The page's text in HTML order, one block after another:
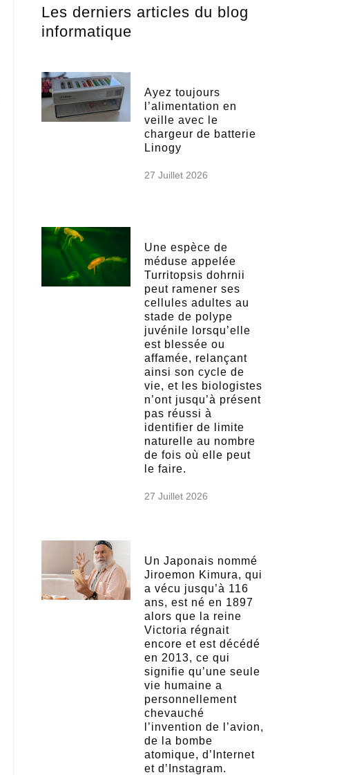
Les derniers articles du blog
informatique
Ayez toujours
l’alimentation en
veille avec le
chargeur de batterie
Linogy
27 Juillet 2026
Une espèce de
méduse appelée
Turritopsis dohrnii
peut ramener ses
cellules adultes au
stade de polype
juvénile lorsqu’elle
est blessée ou
affamée, relançant
ainsi son cycle de
vie, et les biologistes
n’ont jusqu’à présent
pas réussi à
identifier de limite
naturelle au nombre
de fois où elle peut
le faire.
27 Juillet 2026
Un Japonais nommé
Jiroemon Kimura, qui
a vécu jusqu’à 116
ans, est né en 1897
alors que la reine
Victoria régnait
encore et est décédé
en 2013, ce qui
signifie qu’une seule
vie humaine a
personnellement
chevauché
l’invention de l’avion,
de la bombe
atomique, d’Internet
et d’Instagram.